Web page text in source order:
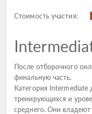
Стоимость участия:
После отборочного
финальную часть.
Категория Intermediate
тренирующихся и
среднего. Они